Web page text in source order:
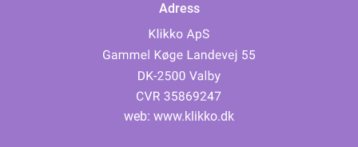
Adress
web: www.klikko.dk